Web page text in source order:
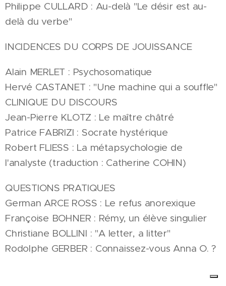
Philippe CULLARD : Au-delà "Le désir est au-
delà du verbe"
INCIDENCES DU CORPS DE JOUISSANCE
Alain MERLET : Psychosomatique
Hervé CASTANET : "Une machine qui a souffle"
CLINIQUE DU DISCOURS
Jean-Pierre KLOTZ : Le maître châtré
Patrice FABRIZI : Socrate hystérique
Robert FLIESS : La métapsychologie de
l'analyste (traduction : Catherine COHIN)
QUESTIONS PRATIQUES
German ARCE ROSS : Le refus anorexique
Françoise BOHNER : Rémy, un élève singulier
Christiane BOLLINI : "A letter, a litter"
Rodolphe GERBER : Connaissez-vous Anna O. ?